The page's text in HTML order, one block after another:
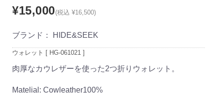
¥15,000(税込 ¥16,500)
ブランド： HIDE&SEEK
ウォレット [ HG-061021 ]
肉厚なカウレザーを使った2つ折りウォレット。
Matelial: Cowleather100%